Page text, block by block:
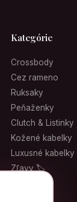
Kategórie
Crossbody
Cez rameno
Ruksaky
Peňaženky
Clutch & Listinky
Kožené kabelky
Luxusné kabelky
Zľavy 🏷